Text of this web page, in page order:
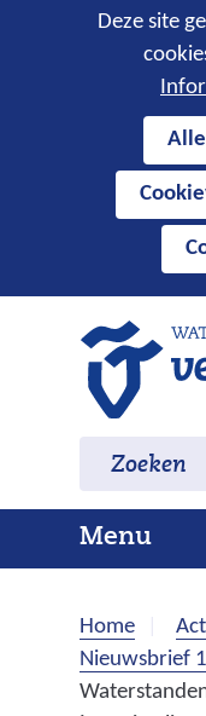
Cookies
toestaan?
Deze site
cookies
deze
website
worden
toegestaan
geweigerd.
o
e
k
e
Zoeken
MenuU
i
l
a
Home
Nieuwsbrief